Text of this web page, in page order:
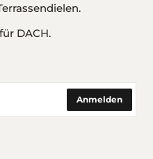
DACH.
Anmelden